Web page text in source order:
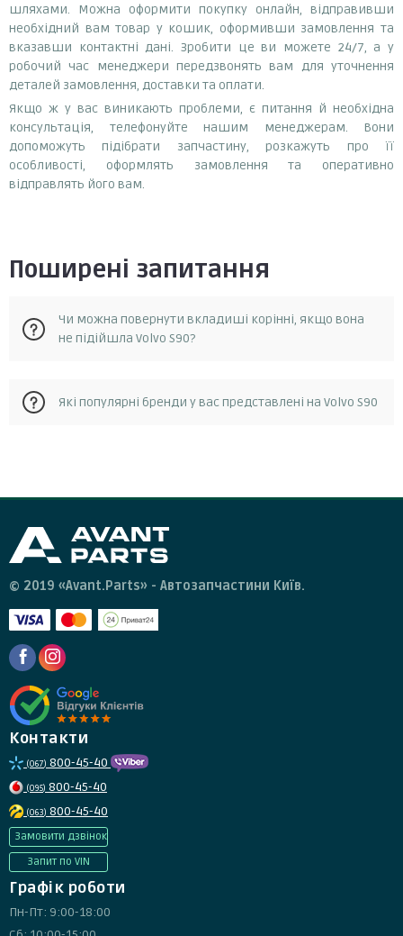
шляхами. Можна оформити покупку онлайн, відправивши
необхідний вам товар у кошик, оформивши замовлення та
вказавши контактні дані. Зробити це ви можете 24/7, а у
робочий час менеджери передзвонять вам для уточнення
деталей замовлення, доставки та оплати.
Якщо ж у вас виникають проблеми, є питання й необхідна
консультація, телефонуйте нашим менеджерам. Вони
допоможуть підібрати запчастину, розкажуть про її
особливості, оформлять замовлення та оперативно
відправлять його вам.
Поширені запитання
Чи можна повернути вкладиші корінні, якщо вона
не підійшла Volvo S90?
можна повернути протягом 14 днів з моменту отримання.
Які популярні бренди у вас представлені на Volvo S90
© 2019 «Avant.Parts» - Автозапчастини Київ.
Контакти
(067) 800-45-40
(095) 800-45-40
(063) 800-45-40
Замовити дзвінок
Запит по VIN
Графік роботи
Пн-Пт: 9:00-18:00